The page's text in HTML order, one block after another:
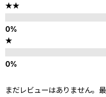
★★
★
まだレビューはありません。